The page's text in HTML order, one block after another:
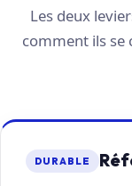
Les deux
comment ils
DURABLE